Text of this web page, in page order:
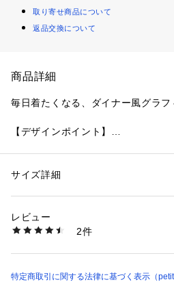
取り寄せ商品について
返品交換について
商品詳細
毎日着たくなる、ダイナー風グラフ
【デザインポイント】
クデザインです。
いにぴったり
・\990のプチプライスで、色違いで
・デニムやチノパンと合わせたカジ
性別：キッズ・ベビー
洗濯：液温は30℃を限度とし、洗濯機で弱
漂白処理はできない
日陰でのつり干し乾燥がよい
ドライクリーニングができない
サイズ詳細
レビュー
2件
特定商取引に関する法律に基づく表示（petit